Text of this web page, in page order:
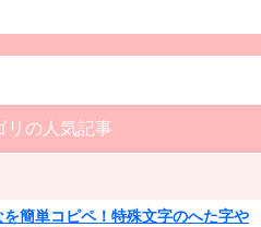
リの人気記事
簡単コピペ！特殊文字のへた字や